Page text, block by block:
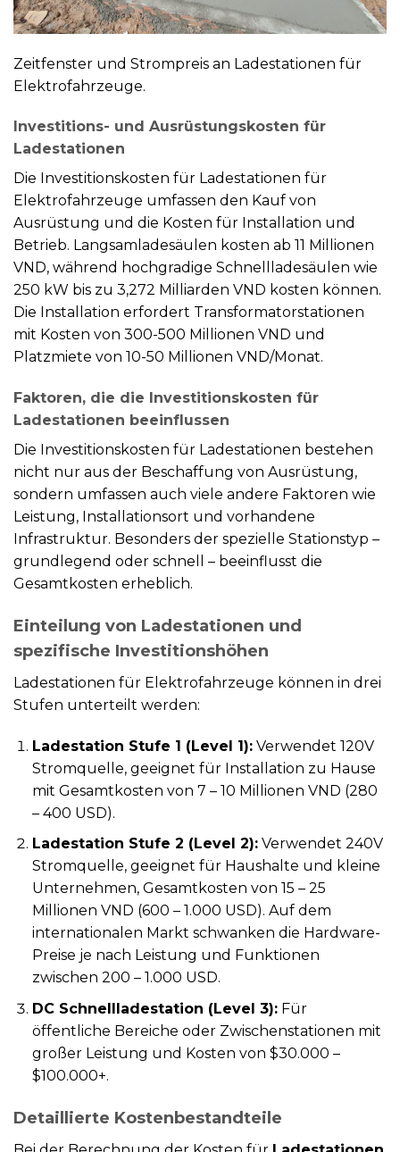
Zeitfenster und Strompreis an Ladestationen für
Elektrofahrzeuge.
Investitions- und Ausrüstungskosten für
Ladestationen
Die Investitionskosten für Ladestationen für
Elektrofahrzeuge umfassen den Kauf von
Ausrüstung und die Kosten für Installation und
Betrieb. Langsamladesäulen kosten ab 11 Millionen
VND, während hochgradige Schnellladesäulen wie
250 kW bis zu 3,272 Milliarden VND kosten können.
Die Installation erfordert Transformatorstationen
mit Kosten von 300-500 Millionen VND und
Platzmiete von 10-50 Millionen VND/Monat.
Faktoren, die die Investitionskosten für
Ladestationen beeinflussen
Die Investitionskosten für Ladestationen bestehen
nicht nur aus der Beschaffung von Ausrüstung,
sondern umfassen auch viele andere Faktoren wie
Leistung, Installationsort und vorhandene
Infrastruktur. Besonders der spezielle Stationstyp –
grundlegend oder schnell – beeinflusst die
Gesamtkosten erheblich.
Einteilung von Ladestationen und
spezifische Investitionshöhen
Ladestationen für Elektrofahrzeuge können in drei
Stufen unterteilt werden:
Ladestation Stufe 1 (Level 1):Verwendet 120V
Stromquelle, geeignet für Installation zu Hause
mit Gesamtkosten von 7 – 10 Millionen VND (280
– 400 USD).
Ladestation Stufe 2 (Level 2):Verwendet 240V
Stromquelle, geeignet für Haushalte und kleine
Unternehmen, Gesamtkosten von 15 – 25
Millionen VND (600 – 1.000 USD). Auf dem
internationalen Markt schwanken die Hardware-
Preise je nach Leistung und Funktionen
zwischen 200 – 1.000 USD.
DC Schnellladestation (Level 3):Für
öffentliche Bereiche oder Zwischenstationen mit
großer Leistung und Kosten von $30.000 –
$100.000+.
Detaillierte Kostenbestandteile